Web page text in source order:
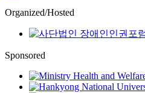
Organized/Hosted
Sponsored